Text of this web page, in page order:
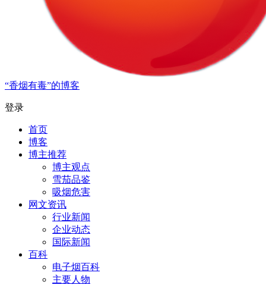
“香烟有毒”的博客
登录
首页
博客
博主推荐
博主观点
雪茄品鉴
吸烟危害
网文资讯
行业新闻
企业动态
国际新闻
百科
电子烟百科
主要人物